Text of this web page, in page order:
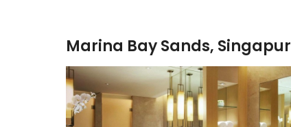
Marina Bay Sands, Singapur